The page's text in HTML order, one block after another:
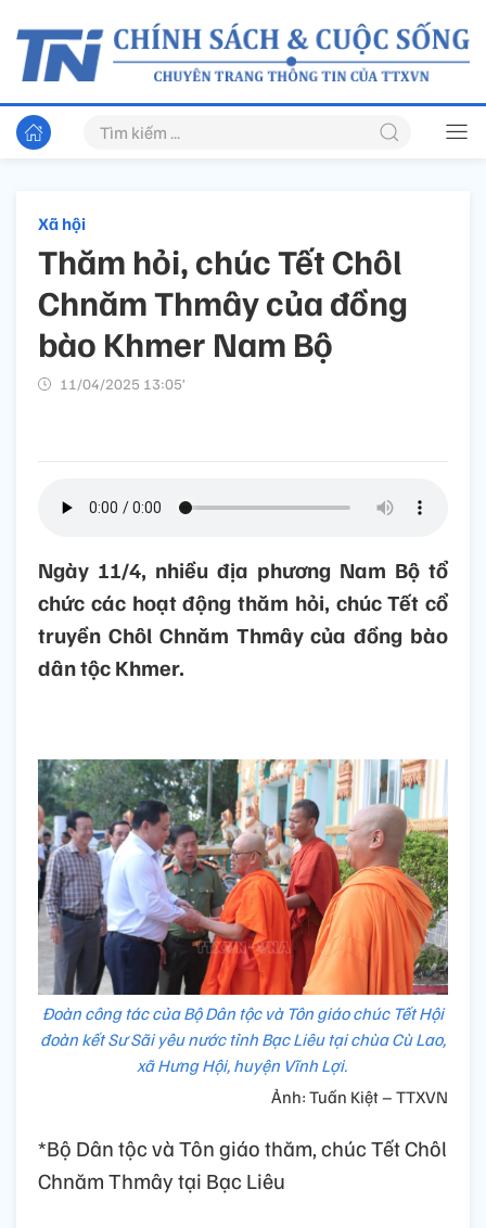
Xã hội
Thăm hỏi, chúc Tết Chôl
Chnăm Thmây của đồng
bào Khmer Nam Bộ
11/04/2025 13:05’
Ngày 11/4, nhiều địa phương Nam Bộ tổ
chức các hoạt động thăm hỏi, chúc Tết cổ
truyền Chôl Chnăm Thmây của đồng bào
dân tộc Khmer.
Đoàn công tác của Bộ Dân tộc và Tôn giáo chúc Tết Hội
đoàn kết Sư Sãi yêu nước tỉnh Bạc Liêu tại chùa Cù Lao,
xã Hưng Hội, huyện Vĩnh Lợi.
Ảnh: Tuấn Kiệt – TTXVN
*Bộ Dân tộc và Tôn giáo thăm, chúc Tết Chôl
Chnăm Thmây tại Bạc Liêu